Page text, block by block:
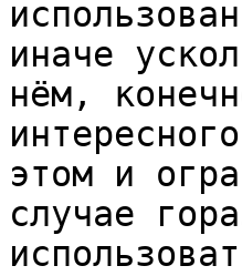
иначе
нём,
этом и
случае